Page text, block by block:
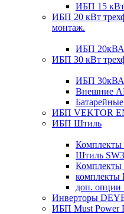
ИБП 15
ИБП 20 кВт
монтаж.
ИБП 20кВА
ИБП 30 кВт
ИБП 30кВА
Внешние
ИБП VEKTOR
ИБП Штиль
Штиль
доп. опции
Инверторы
ИБП Must Power